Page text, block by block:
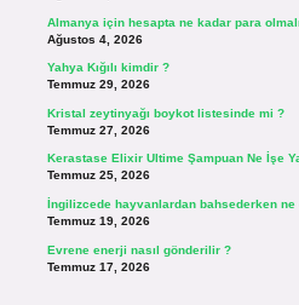
Almanya için hesapta ne kadar para
Ağustos 4, 2026
Yahya Kığılı kimdir ?
Temmuz 29, 2026
Kristal zeytinyağı boykot listesinde mi ?
Temmuz 27, 2026
Kerastase Elixir Ultime Şampuan Ne İşe
Temmuz 25, 2026
İngilizcede hayvanlardan bahsederken ne
Temmuz 19, 2026
Evrene enerji nasıl gönderilir ?
Temmuz 17, 2026